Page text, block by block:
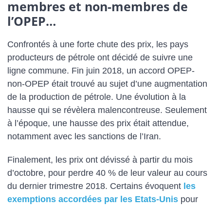
membres et non-membres de
l’OPEP…
Confrontés à une forte chute des prix, les pays
producteurs de pétrole ont décidé de suivre une
ligne commune. Fin juin 2018, un accord OPEP-
non-OPEP était trouvé au sujet d’une augmentation
de la production de pétrole. Une évolution à la
hausse qui se révèlera malencontreuse. Seulement
à l’époque, une hausse des prix était attendue,
notamment avec les sanctions de l’Iran.
Finalement, les prix ont dévissé à partir du mois
d’octobre, pour perdre 40 % de leur valeur au cours
du dernier trimestre 2018. Certains évoquent les
exemptions accordées par les Etats-Unis pour